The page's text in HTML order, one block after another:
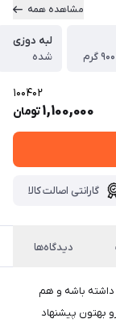
مشاهده همه
لبه دوزی
شده
100402
1,100,000تومان
گارانتی اصالت کالا
دیدگاه‌ها
باشه و هم
بهتون پیشنهاد